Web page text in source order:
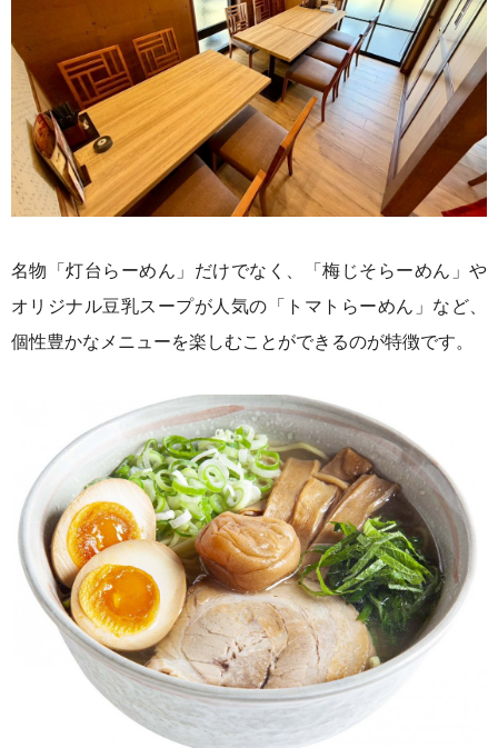
名物「灯台らーめん」だけでなく、「梅じそらーめん」や
オリジナル豆乳スープが人気の「トマトらーめん」など、
個性豊かなメニューを楽しむことができるのが特徴です。